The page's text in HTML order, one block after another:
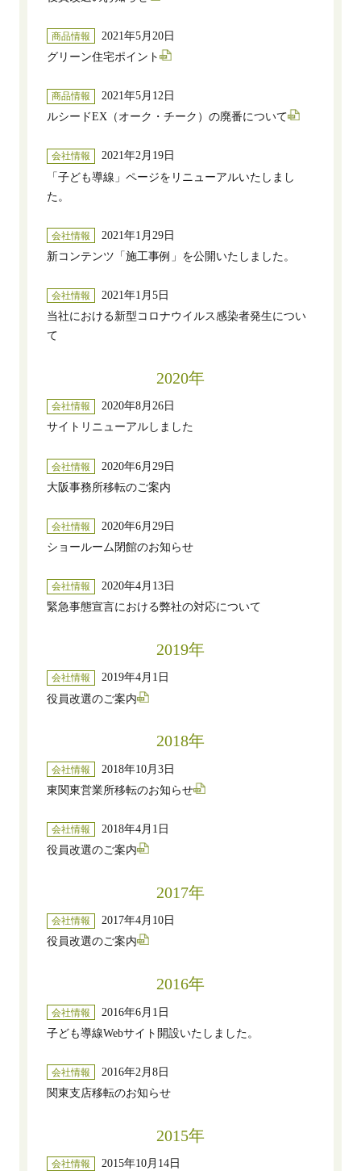
商品情報
2021年5月20日
グリーン住宅ポイント
商品情報
2021年5月12日
ルシードEX（オーク・チーク）の廃番について
会社情報
2021年2月19日
「子ども導線」ページをリニューアルいたしまし
た。
会社情報
2021年1月29日
新コンテンツ「施工事例」を公開いたしました。
会社情報
2021年1月5日
当社における新型コロナウイルス感染者発生につい
て
2020年
会社情報
2020年8月26日
サイトリニューアルしました
会社情報
2020年6月29日
大阪事務所移転のご案内
会社情報
2020年6月29日
ショールーム閉館のお知らせ
会社情報
2020年4月13日
緊急事態宣言における弊社の対応について
2019年
会社情報
2019年4月1日
役員改選のご案内
2018年
会社情報
2018年10月3日
東関東営業所移転のお知らせ
会社情報
2018年4月1日
役員改選のご案内
2017年
会社情報
2017年4月10日
役員改選のご案内
2016年
会社情報
2016年6月1日
子ども導線Webサイト開設いたしました。
会社情報
2016年2月8日
関東支店移転のお知らせ
2015年
会社情報
2015年10月14日